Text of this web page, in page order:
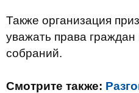
Также организация
уважать права
собраний.
Смотрите также: